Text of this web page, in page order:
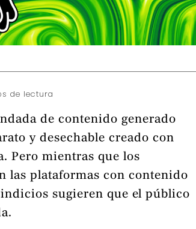
de lectura
de contenido generado
y desechable creado con
Pero mientras que los
las plataformas con contenido
sugieren que el público